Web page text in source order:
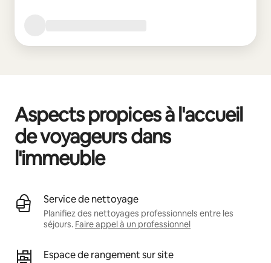
Aspects propices à l'accueil
de voyageurs dans
l'immeuble
Service de nettoyage
Planifiez des nettoyages professionnels entre les
séjours. Faire appel à un professionnel
Espace de rangement sur site